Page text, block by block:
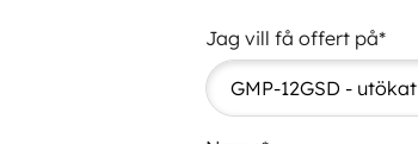
Jag vill få offert på*